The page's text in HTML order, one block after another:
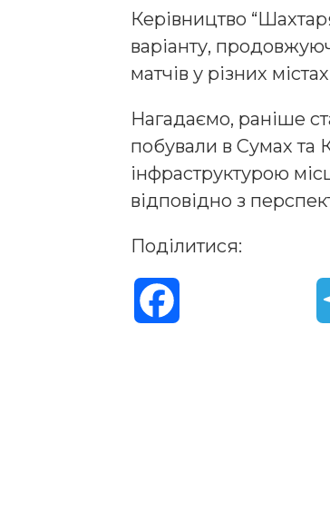
Керівництво
варіанту,
матчів у різних
Нагадаємо, раніше
побували в Сумах та
інфраструктурою
відповідно з
Поділитися: